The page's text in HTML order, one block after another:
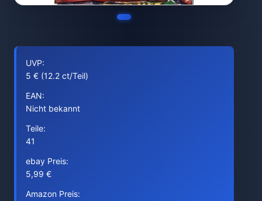
UVP:
5 € (12.2 ct/Teil)
EAN:
Nicht bekannt
Teile:
41
ebay Preis:
5,99 €
Amazon Preis: